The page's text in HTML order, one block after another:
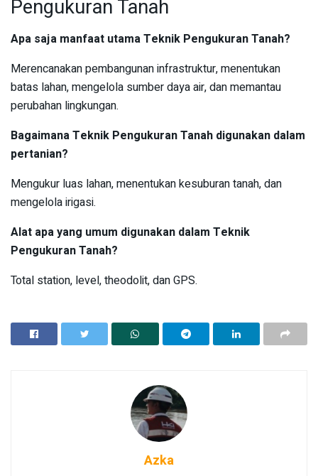
Pengukuran Tanah
Apa saja manfaat utama Teknik Pengukuran Tanah?
Merencanakan pembangunan infrastruktur, menentukan
batas lahan, mengelola sumber daya air, dan memantau
perubahan lingkungan.
Bagaimana Teknik Pengukuran Tanah digunakan dalam
pertanian?
Mengukur luas lahan, menentukan kesuburan tanah, dan
mengelola irigasi.
Alat apa yang umum digunakan dalam Teknik
Pengukuran Tanah?
Total station, level, theodolit, dan GPS.
Azka